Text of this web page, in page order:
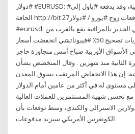
#دولار #EURUSD: #بايدن يضرب #اليورو بالقاضية، وقد يدفعه #باول إلى
الحافة http://bit 27‏‏/5‏‏/1442 بعد الهجرة #توقعات زوج #يورو / #دولار
#eurusd: المستهدف الهبوطي التالي الجدير بالمراقبة يقع بالقرب من
منطقة 1.2000 قبيل مستويات تصحيح 50٪ #فيبوناتشي انخفضت أسعار
الأسواق الأوربية صباح أمس متجاوزة حاجز
للمرة الثانية منذ شهرين . وقال المتخصص بشأن
إن هذا الانخفاض المرتقب بسوق المعدن
مستوى له في أكثر من عامين أمام الدولار
مع تحسن شهية المستثمرين للعملات العالية
الاسترالي والكندي، وسط توقعات بأن
الكونغرس الأمريكي سيزيد مدفوعات